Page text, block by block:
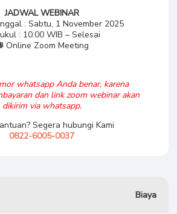
JADWAL WEBINAR
: Sabtu, 1 November 2025
: 10.00 WIB – Selesai
Online Zoom Meeting
whatsapp Anda benar, karena
dan link zoom webinar akan
dikirim via whatsapp.
Segera hubungi Kami
0822-6005-0037
Biaya